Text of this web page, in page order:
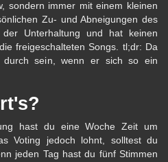
sondern immer mit einem kleinen
Zu- und Abneigungen des
Unterhaltung und hat keinen
freigeschalteten Songs. tl;dr: Da
durch sein, wenn er sich so ein
hast du eine Woche Zeit um
Voting jedoch lohnt, solltest du
jeden Tag hast du fünf Stimmen